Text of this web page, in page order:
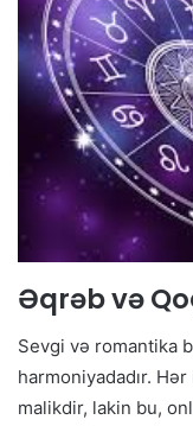
Əqrəb və
Sevgi və romantika
harmoniyadadır.
malikdir, lakin bu,